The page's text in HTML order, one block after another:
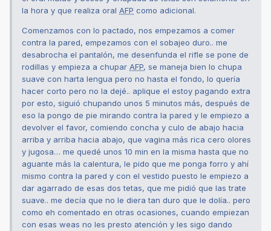
la hora y que realiza oral AFP como adicional.
Comenzamos con lo pactado, nos empezamos a comer
contra la pared, empezamos con el sobajeo duro.. me
desabrocha el pantalón, me desenfunda el rifle se pone de
rodillas y empieza a chupar AFP, se maneja bien lo chupa
suave con harta lengua pero no hasta el fondo, lo quería
hacer corto pero no la dejé.. aplique el estoy pagando extra
por esto, siguió chupando unos 5 minutos más, después de
eso la pongo de pie mirando contra la pared y le empiezo a
devolver el favor, comiendo concha y culo de abajo hacia
arriba y arriba hacia abajo, que vagina más rica cero olores
y jugosa… me quedé unos 10 min en la misma hasta que no
aguante más la calentura, le pido que me ponga forro y ahí
mismo contra la pared y con el vestido puesto le empiezo a
dar agarrado de esas dos tetas, que me pidió que las trate
suave.. me decía que no le diera tan duro que le dolía.. pero
como eh comentado en otras ocasiones, cuando empiezan
con esas weas no les presto atención y les sigo dando